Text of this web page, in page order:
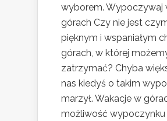
wyborem. Wypoczywaj
górach Czy nie jest
pięknym i wspaniałym
górach, w której
zatrzymać? Chyba
nas kiedyś o takim
marzył. Wakacje w
możliwość wypoczynku